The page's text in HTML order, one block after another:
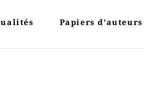
Papiers d’auteurs